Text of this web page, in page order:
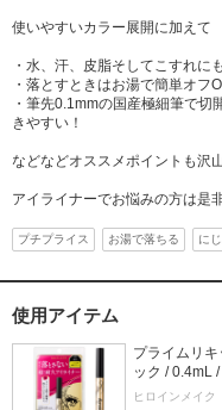
使いやすいカラー展開に加えて
・水、汗、皮脂そしてこすれに
・落とすときはお湯で簡単オフ
・筆先0.1mmの国産極細筆で切
きやすい！
などなどオススメポイントも沢
アイライナーでお悩みの方は是
プチプライス お湯で落ちる に
使用アイテム
プライムリ
ック / 0.4mL
ヒロインメイク